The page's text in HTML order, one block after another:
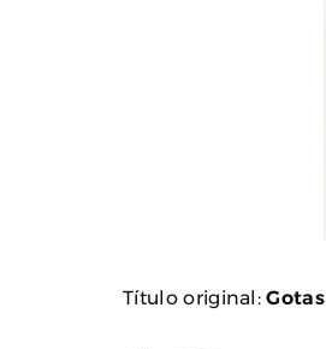
Título original:Gotas